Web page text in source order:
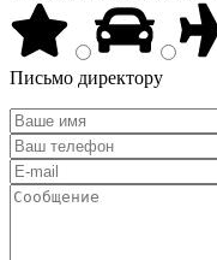
Письмо директору